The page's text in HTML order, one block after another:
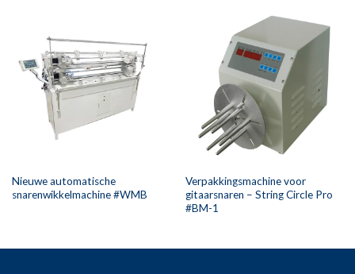
Nieuwe automatische
snarenwikkelmachine #WMB
Verpakkingsmachine voor
gitaarsnaren – String Circle Pro
#BM-1